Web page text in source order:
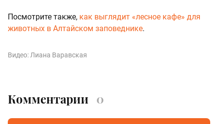
Посмотрите также, как выглядит «лесное кафе» для
животных в Алтайском заповеднике.
Видео: Лиана Варавская
Комментарии 0